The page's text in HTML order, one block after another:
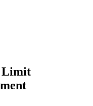
Limit